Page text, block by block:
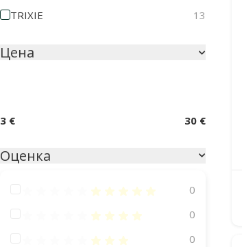
TRIXIE
13
Цена
3 € 30 €
Оценка
Оценка 100%
0
Оценка 80%
0
Оценка 60%
0